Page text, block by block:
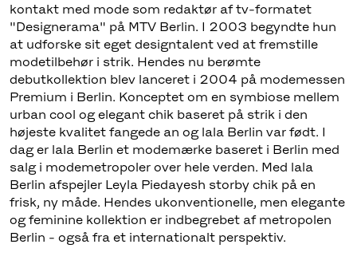
kontakt med mode som redaktør af tv-formatet
"Designerama" på MTV Berlin. I 2003 begyndte hun
at udforske sit eget designtalent ved at fremstille
modetilbehør i strik. Hendes nu berømte
debutkollektion blev lanceret i 2004 på modemessen
Premium i Berlin. Konceptet om en symbiose mellem
urban cool og elegant chik baseret på strik i den
højeste kvalitet fangede an og lala Berlin var født. I
dag er lala Berlin et modemærke baseret i Berlin med
salg i modemetropoler over hele verden. Med lala
Berlin afspejler Leyla Piedayesh storby chik på en
frisk, ny måde. Hendes ukonventionelle, men elegante
og feminine kollektion er indbegrebet af metropolen
Berlin - også fra et internationalt perspektiv.